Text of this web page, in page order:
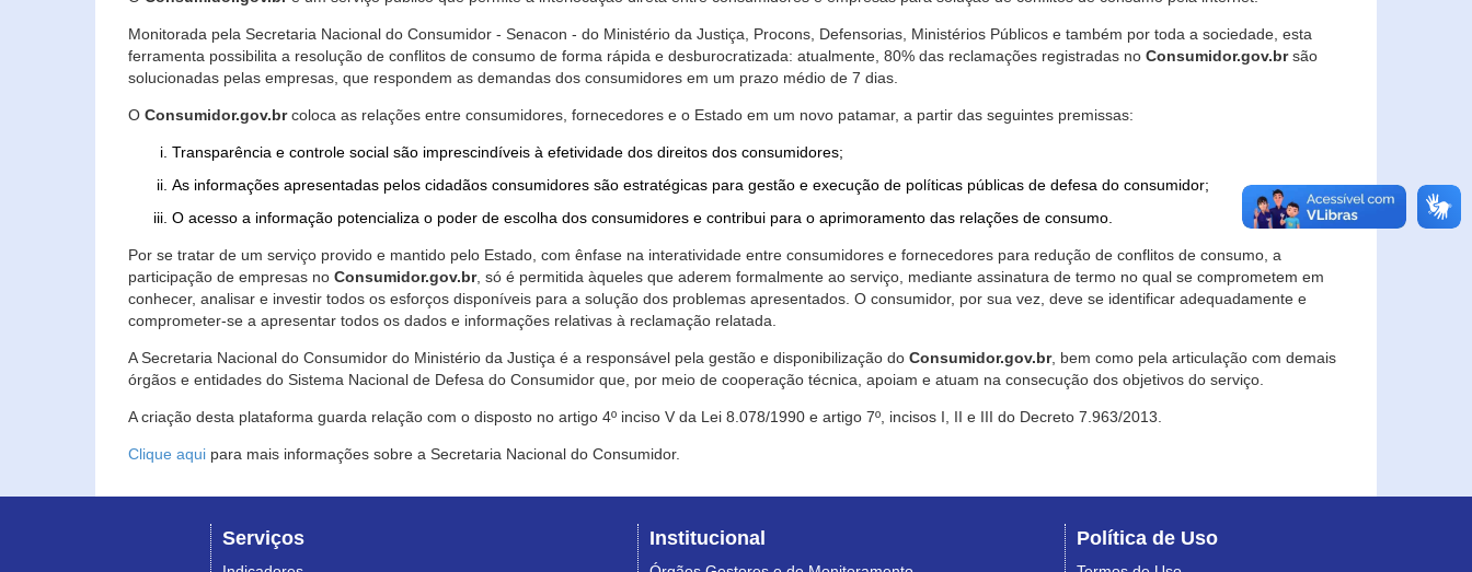
Monitorada pela Secretaria Nacional do Consumidor - Senacon - do Ministério da Justiça, Procons, Defensorias, Ministérios Públicos e também por toda a sociedade, esta
ferramenta possibilita a resolução de conflitos de consumo de forma rápida e desburocratizada: atualmente, 80% das reclamações registradas no Consumidor.gov.brsão
solucionadas pelas empresas, que respondem as demandas dos consumidores em um prazo médio de 7 dias.
O Consumidor.gov.brcoloca as relações entre consumidores, fornecedores e o Estado em um novo patamar, a partir das seguintes premissas:
Transparência e controle social são imprescindíveis à efetividade dos direitos dos consumidores;
As informações apresentadas pelos cidadãos consumidores são estratégicas para gestão e execução de políticas públicas de defesa do consumidor;
O acesso a informação potencializa o poder de escolha dos consumidores e contribui para o aprimoramento das relações de consumo.
Por se tratar de um serviço provido e mantido pelo Estado, com ênfase na interatividade entre consumidores e fornecedores para redução de conflitos de consumo, a
participação de empresas no Consumidor.gov.br, só é permitida àqueles que aderem formalmente ao serviço, mediante assinatura de termo no qual se comprometem em
conhecer, analisar e investir todos os esforços disponíveis para a solução dos problemas apresentados. O consumidor, por sua vez, deve se identificar adequadamente e
comprometer-se a apresentar todos os dados e informações relativas à reclamação relatada.
A Secretaria Nacional do Consumidor do Ministério da Justiça é a responsável pela gestão e disponibilização do Consumidor.gov.br, bem como pela articulação com demais
órgãos e entidades do Sistema Nacional de Defesa do Consumidor que, por meio de cooperação técnica, apoiam e atuam na consecução dos objetivos do serviço.
A criação desta plataforma guarda relação com o disposto no artigo 4º inciso V da Lei 8.078/1990 e artigo 7º, incisos I, II e III do Decreto 7.963/2013.
Clique aqui para mais informações sobre a Secretaria Nacional do Consumidor.
Serviços Institucional Política de Uso